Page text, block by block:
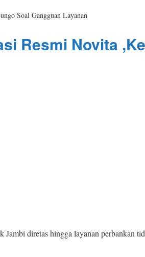
Soal Gangguan Layanan
Resmi Novita
diretas hingga layanan perbankan